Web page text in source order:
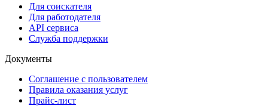
Для соискателя
Для работодателя
API сервиса
Служба поддержки
Документы
Соглашение с пользователем
Правила оказания услуг
Прайс-лист